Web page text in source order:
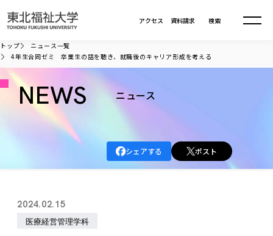
資料請求
アクセス 検索
大学について
建学の精神・教育の理念
学長室の窓
大学の歩み
大学の取り組み
大学の取り組み
学部・大学院
学部・大学院TOP
総合福祉学部
社会福祉学科
共生まちづくり学部
入学試験
課外活動
トップ
ニュース一覧
4年生合同ゼミ 卒業生の話を聴き、就職後のキャリア形成を考える
NEWS ニュース
シェアする ポスト
2024.02.15
医療経営管理学科